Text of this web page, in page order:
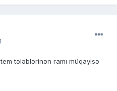
tələblərinən ramı müqayisə